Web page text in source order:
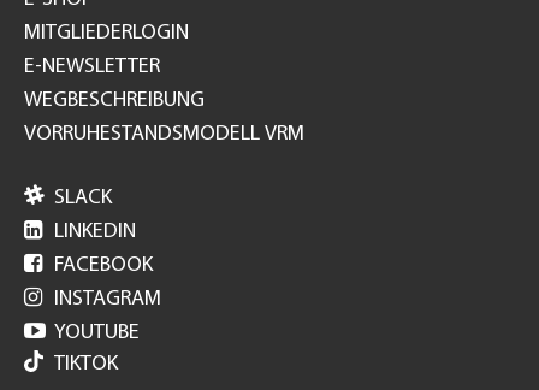
MITGLIEDERLOGIN
E-NEWSLETTER
WEGBESCHREIBUNG
VORRUHESTANDSMODELL VRM
 SLACK
 LINKEDIN
 FACEBOOK
 INSTAGRAM
 YOUTUBE
TIKTOK